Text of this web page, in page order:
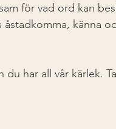
för vad ord kan
känna
har all vår kärlek.